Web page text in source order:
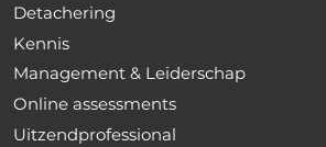
Detachering
Kennis
Management & Leiderschap
Online assessments
Uitzendprofessional